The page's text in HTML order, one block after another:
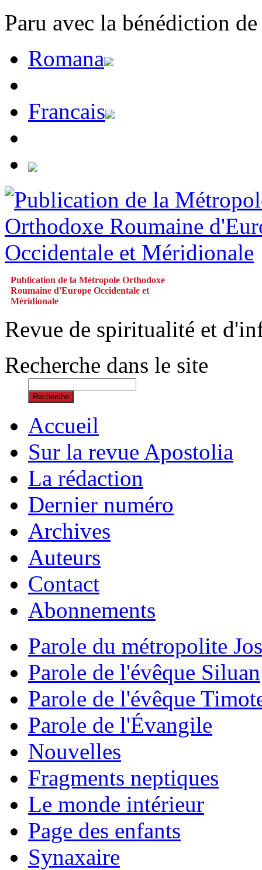
Paru avec la bénédiction
Romana
Francais
Publication de la Métropole Orthodoxe
Roumaine d'Europe Occidentale et
Méridionale
Revue de spiritualité et
Recherche dans le site
Recherche
Accueil
Sur la revue Apostolia
La rédaction
Dernier numéro
Archives
Auteurs
Contact
Abonnements
Parole du métropolite
Parole de l'évêque Siluan
Parole de l'évêque
Parole de l'Évangile
Nouvelles
Fragments neptiques
Le monde intérieur
Page des enfants
Synaxaire